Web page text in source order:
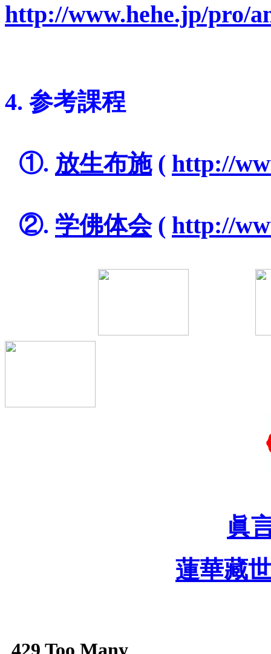
http://www.hehe.jp/pro/
4. 参考課程
①. 放生布施( http://
②. 学佛体会( http://
眞
蓮華藏